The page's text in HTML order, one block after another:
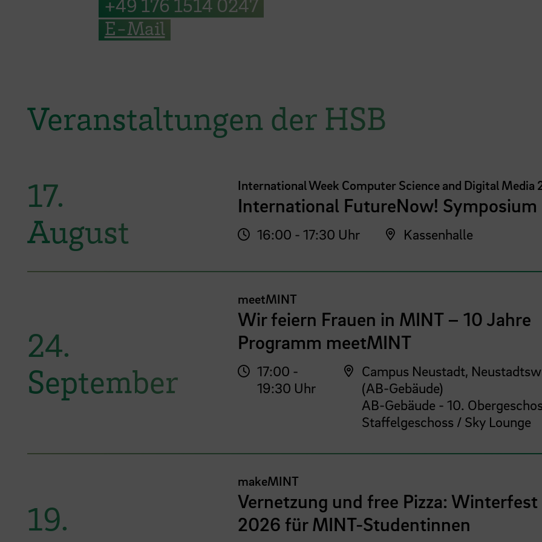
+49 176 1514 0247
E-Mail
Veranstaltungen der HSB
17.
August
International Week Computer Science and Digital Media
International FutureNow! Symposium
16:00 - 17:30 Uhr Kassenhalle
24.
September
meetMINT
Wir feiern Frauen in MINT – 10 Jahre
Programm meetMINT
17:00 -
19:30 Uhr
Campus Neustadt,
(AB-Gebäude)
AB-Gebäude - 10.
Staffelgeschoss / Sky Lounge
19.
makeMINT
Vernetzung und free Pizza: Winterfest
2026 für MINT-Studentinnen